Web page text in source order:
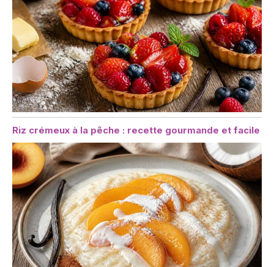
Riz crémeux à la pêche : recette gourmande et facile